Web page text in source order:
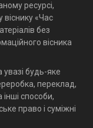
ресурсі,
«Час
без
вісника
увазі будь-яке
переклад,
способи,
право і суміжні